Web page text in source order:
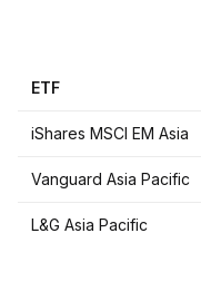
ETF
iShares MSCI EM Asia
Vanguard Asia Pacific
L&G Asia Pacific